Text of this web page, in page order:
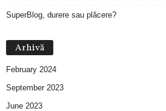
SuperBlog, durere sau plăcere?
Arhivă
February 2024
September 2023
June 2023